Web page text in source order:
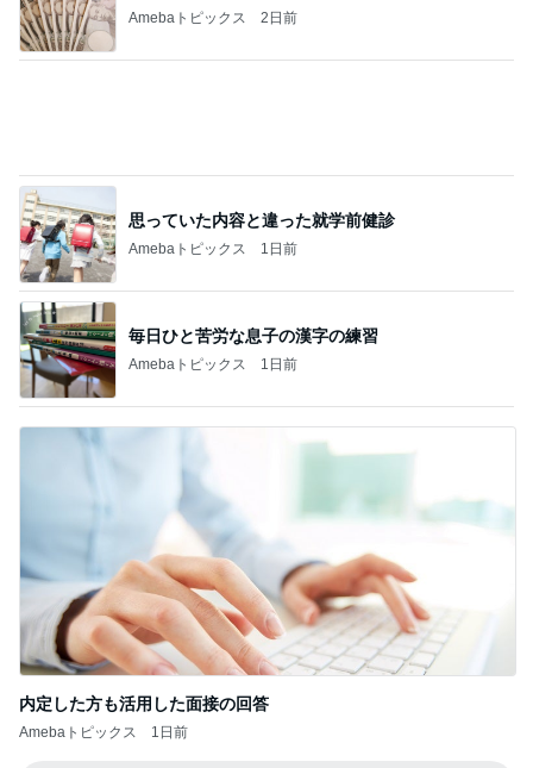
Amebaトピックス 2日前
毎日ひと苦労な息子の漢字の練習
Amebaトピックス 1日前
内定した方も活用した面接の回答
Amebaトピックス 1日前
記事を読む